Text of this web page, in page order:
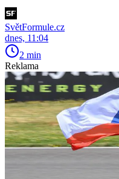
SvětFormule.cz
dnes, 11:04
2 min
Reklama